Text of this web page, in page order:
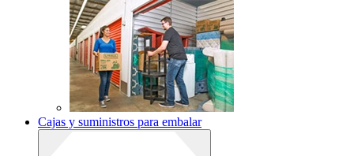
Cajas y suministros para embalar